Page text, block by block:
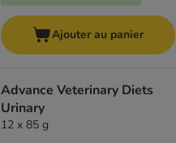
Ajouter au panier
Advance Veterinary Diets
Urinary
12 x 85 g